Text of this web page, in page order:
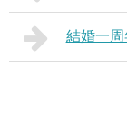
結婚一